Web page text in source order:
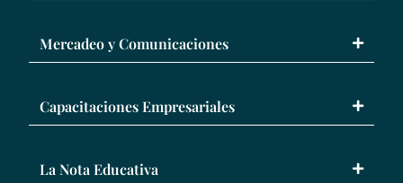
Mercadeo y Comunicaciones
Capacitaciones Empresariales
La Nota Educativa